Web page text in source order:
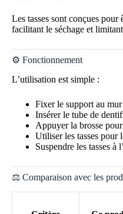
Les tasses sont conçues pour
facilitant le séchage et
⚙️ Fonctionnement
L’utilisation est simple :
Fixer le support au
Insérer le tube de
Appuyer la brosse
Utiliser les tasses pour
Suspendre les tasses à
⚖️ Comparaison avec les